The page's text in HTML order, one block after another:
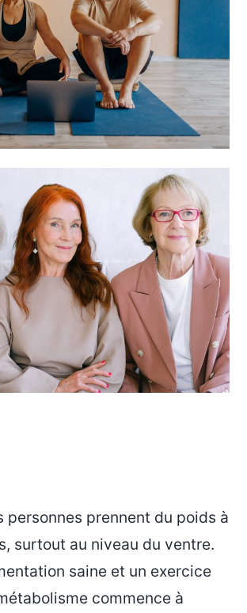
personnes prennent du poids à
surtout au niveau du ventre.
saine et un exercice
commence à